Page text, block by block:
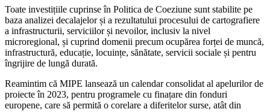
Toate investițiile cuprinse în Politica de Coeziune sunt stabilite pe
baza analizei decalajelor și a rezultatului procesului de cartografiere
a infrastructurii, serviciilor și nevoilor, inclusiv la nivel
microregional, și cuprind domenii precum ocupărea forței de muncă,
infrastructură, educație, locuințe, sănătate, servicii sociale și pentru
îngrijire de lungă durată.
Reamintim că MIPE lansează un calendar consolidat al apelurilor de
proiecte în 2023, pentru programele cu finațare din fonduri
europene, care să permită o corelare a diferitelor surse, atât din